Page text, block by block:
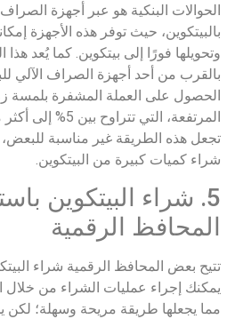
الحوالات البنكية هو عبر أجهزة
بالبيتكوين، حيث توفر هذه الأجهزة
وتحويلها فورًا إلى بيتكوين. كما يُعد هذا
بالقرب من أحد أجهزة الصراف الآلي
الحصول على العملة المشفرة بلمسة
تجعل هذه الطريقة غير مناسبة
شراء كميات كبيرة من البيتكوين.
5. شراء البيتكوين
المحافظ الرقمية
تتيح بعض المحافظ الرقمية شراء
يمكنك إجراء عمليات الشراء من خلال
مما يجعلها طريقة مريحة وسهلة؛ لكن